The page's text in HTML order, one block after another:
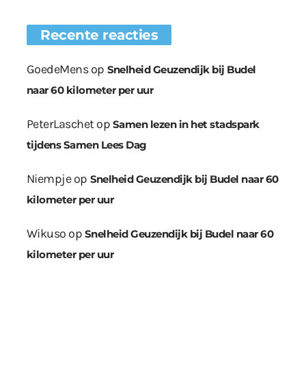
Recente reacties
GoedeMensop Snelheid Geuzendijk bij Budel
naar 60 kilometer per uur
PeterLaschetop Samen lezen in het stadspark
tijdens Samen Lees Dag
Niempjeop Snelheid Geuzendijk bij Budel naar 60
kilometer per uur
Wikuso op Snelheid Geuzendijk bij Budel naar 60
kilometer per uur